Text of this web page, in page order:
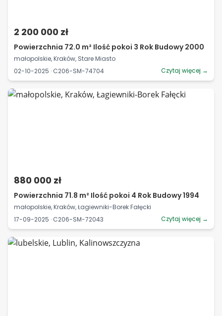
2 200 000 zł
Powierzchnia 72.0 m² Ilość pokoi 3 Rok Budowy 2000
małopolskie, Kraków, Stare Miasto
02-10-2025 · C206-SM-74704
Czytaj więcej →
880 000 zł
Powierzchnia 71.8 m² Ilość pokoi 4 Rok Budowy 1994
małopolskie, Kraków, Łagiewniki-Borek Fałęcki
17-09-2025 · C206-SM-72043
Czytaj więcej →